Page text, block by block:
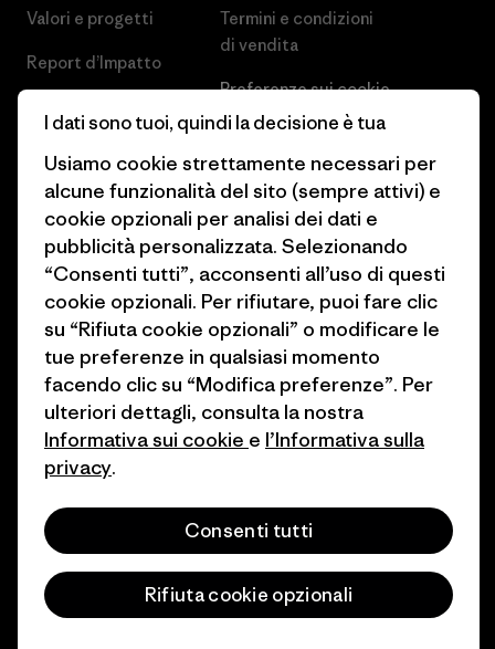
Valori e progetti
Report d’Impatto
Obiettivi climatici
1% For The Planet
Come finanziamo
Buoni regalo
Trova un negozio
Termini e condizioni
di vendita
Preferenze sui cookie
Lavora con noi
Stampa e media
Industry program
Programma di affiliazione
Patagonia Italia Mappa del sito
© 2026 Patagonia, Inc. All Rights Reserved.
I dati sono tuoi, quindi la decisione è tua
Usiamo cookie strettamente necessari per
alcune funzionalità del sito (sempre attivi) e
cookie opzionali per analisi dei dati e
pubblicità personalizzata. Selezionando
“Consenti tutti”, acconsenti all’uso di questi
cookie opzionali. Per rifiutare, puoi fare clic
su “Rifiuta cookie opzionali” o modificare le
tue preferenze in qualsiasi momento
facendo clic su “Modifica preferenze”. Per
ulteriori dettagli, consulta la nostra
Informativa sui cookie e l’Informativa sulla
privacy.
Consenti tutti
Rifiuta cookie opzionali